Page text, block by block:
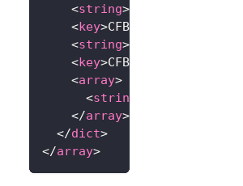
<string>
<key>CFBundleURLName
<string>
<key>CFBundleURLSchemes
<array>
<string
</array>
</dict>
</array>